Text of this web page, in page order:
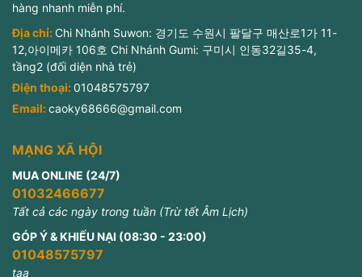
hàng nhanh miễn phí.
Địa chỉ: Chi Nhánh Suwon: 경기도 수원시 팔달구 매산로1가 11-
12,아이메카 106호 Chi Nhánh Gumi: 구미시 인동32길35-4,
tầng2 (đối diện nhà trẻ)
Điện thoại:01048575797
Email:caoky68666@gmail.com
MẠNG XÃ HỘI
MUA ONLINE (24/7)
01032466677
Tất cả các ngày trong tuần (Trừ tết Âm Lịch)
GÓP Ý & KHIẾU NẠI (08:30 - 23:00)
01048575797
taa